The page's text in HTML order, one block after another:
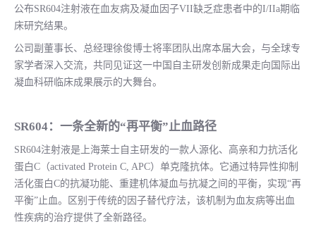
公布SR604注射液在血友病及凝血因子VII缺乏症患者中的I/IIa期临
床研究结果。
公司副董事长、总经理徐俊博士将率团队出席本届大会，与全球专
家学者深入交流，共同见证这一中国自主研发创新成果走向国际出
凝血科研临床成果展示的大舞台。
SR604：一条全新的“再平衡”止血路径
SR604注射液是上海莱士自主研发的一款人源化、高亲和力抗活化
蛋白C（activated Protein C, APC）单克隆抗体。它通过特异性抑制
活化蛋白C的抗凝功能、重建机体凝血与抗凝之间的平衡，实现“再
平衡”止血。区别于传统的因子替代疗法，该机制为血友病等出血
性疾病的治疗提供了全新路径。